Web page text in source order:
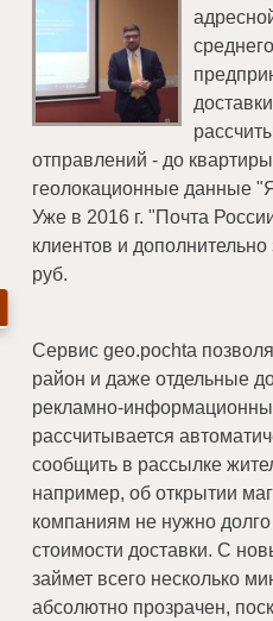
отправлений - до
геолокационные данные
Уже в 2016 г. "Почта
клиентов и
руб.
Сервис geo.pochta
район и даже отдельные
рекламно-
рассчитывается
сообщить в рассылке
например, об открытии
компаниям не нужно долго
стоимости доставки. С
займет всего несколько
абсолютно прозрачен,